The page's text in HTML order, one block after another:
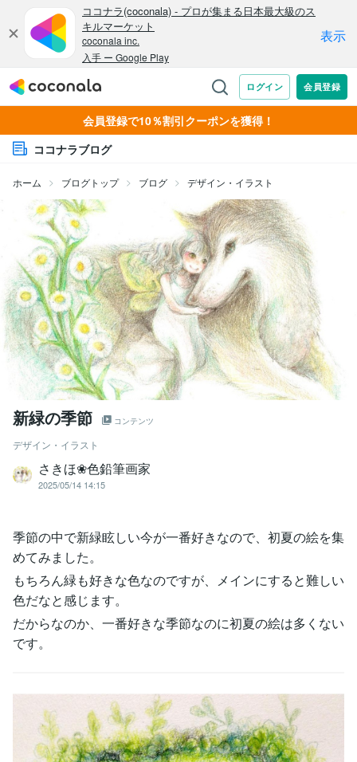
会員登録で10％割引クーポンを獲得！
ココナラブログ
ホーム ブログトップ ブログ デザイン・イラスト
新緑の季節 コンテンツ
デザイン・イラスト
さきほ❀色鉛筆画家
2025/05/14 14:15
季節の中で新緑眩しい今が一番好きなので、初夏の絵を集
めてみました。
もちろん緑も好きな色なのですが、メインにすると難しい
色だなと感じます。
だからなのか、一番好きな季節なのに初夏の絵は多くない
です。